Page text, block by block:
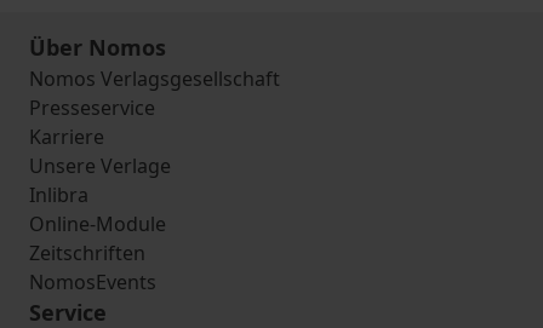
Über Nomos
Nomos Verlagsgesellschaft
Presseservice
Karriere
Unsere Verlage
Inlibra
Online-Module
Zeitschriften
NomosEvents
Service